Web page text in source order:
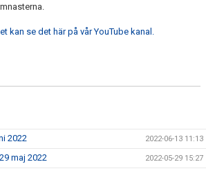
kan se det här på vår YouTube kanal.
2022 2022-06-13 11:13
maj 2022 2022-05-29 15:27